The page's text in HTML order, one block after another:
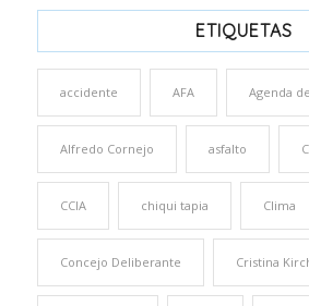
ETIQUETAS
accidente AFA Agenda
Alfredo Cornejo asfalto
CCIA chiqui tapia Clima
Concejo Deliberante Cristina